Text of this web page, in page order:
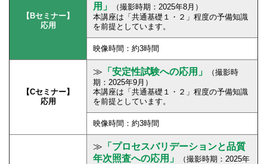
【Bセミナー】
応用
用」
（撮影時期：2025年8月）
本講座は「共通基礎１・２」程度の予備知識
を前提としています。
映像時間：約3時間
【Cセミナー】
応用
≫ 「安定性試験への応用 」
（撮影時
期：2025年9月）
本講座は「共通基礎１・２」程度の予備知識
を前提としています。
映像時間：約3時間
≫ 「プロセスバリデーションと品質
年次照査への応用」
（撮影時期：2025年